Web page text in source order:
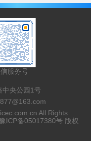
服务号
中央公园1号
All Rights
豫ICP备05017380号 版权